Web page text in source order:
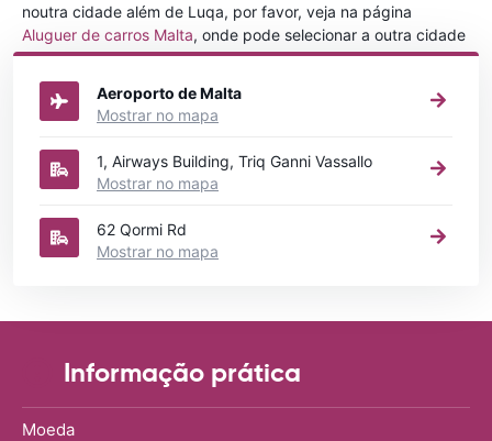
noutra cidade além de Luqa, por favor, veja na página
Aluguer de carros Malta, onde pode selecionar a outra cidade
em Malta que gostaria de alugar um carro
Aeroporto de Malta
Mostrar no mapa
1, Airways Building, Triq Ganni Vassallo
Mostrar no mapa
62 Qormi Rd
Mostrar no mapa
Informação prática
Moeda